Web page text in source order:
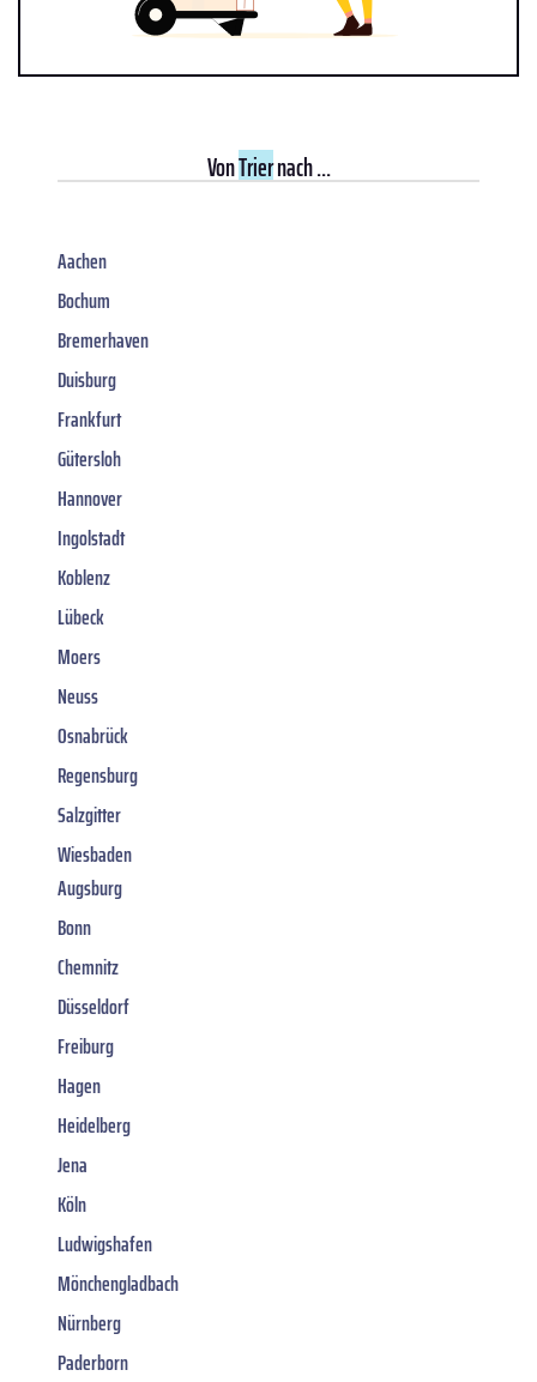
VonTriernach ...
Aachen
Bochum
Bremerhaven
Duisburg
Frankfurt
Gütersloh
Hannover
Ingolstadt
Koblenz
Lübeck
Moers
Neuss
Osnabrück
Regensburg
Salzgitter
Wiesbaden
Augsburg
Bonn
Chemnitz
Düsseldorf
Freiburg
Hagen
Heidelberg
Jena
Köln
Ludwigshafen
Mönchengladbach
Nürnberg
Paderborn